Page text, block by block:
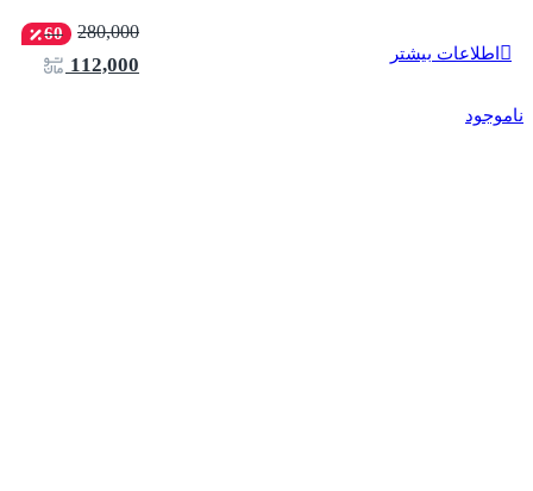
اطلاعات بیشتر
280,000
60
112,000
ناموجود